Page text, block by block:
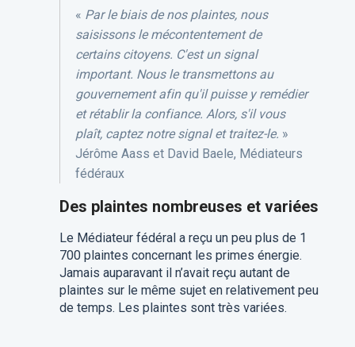
« Par le biais de nos plaintes, nous
saisissons le mécontentement de
certains citoyens. C'est un signal
important. Nous le transmettons au
gouvernement afin qu'il puisse y remédier
et rétablir la confiance. Alors, s'il vous
plaît, captez notre signal et traitez-le. »
Jérôme Aass et David Baele, Médiateurs
fédéraux
Des plaintes nombreuses et variées
Le Médiateur fédéral a reçu un peu plus de 1
700 plaintes concernant les primes énergie.
Jamais auparavant il n’avait reçu autant de
plaintes sur le même sujet en relativement peu
de temps. Les plaintes sont très variées.